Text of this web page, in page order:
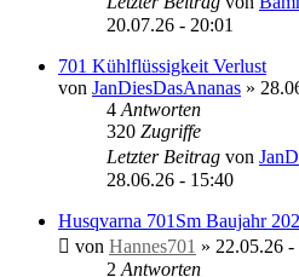
20.07.26 - 20:01
701 Kühlflüssigkeit Verlust
von JanDiesDasAnanas »
4 Antworten
320 Zugriffe
Letzter Beitrag von
28.06.26 - 15:40
Husqvarna 701Sm Baujahr
von Hannes701 » 22.05.26 -
2 Antworten